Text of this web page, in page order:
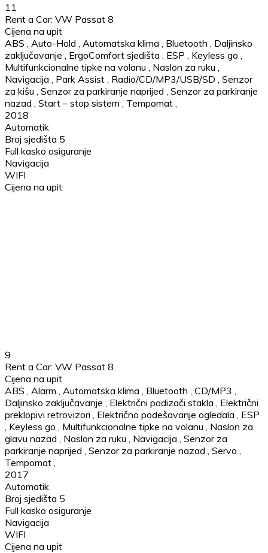
11
Rent a Car: VW Passat 8
Cijena na upit
ABS
Auto-Hold Automatska klima Bluetooth
Daljinsko
zaključavanje
ErgoComfort sjedišta ESP Keyless go
Multifunkcionalne tipke na volanu
Naslon za ruku
Navigacija
Park Assist Radio/CD/MP3/USB/SD Senzor
za kišu Senzor za parkiranje naprijed Senzor za parkiranje
nazad Start – stop sistem Tempomat
2018
Automatik
Broj sjedišta 5
Full kasko osiguranje
Navigacija
WIFI
Cijena na upit
9
Rent a Car: VW Passat 8
Cijena na upit
ABS
Alarm Automatska klima Bluetooth CD/MP3
Daljinsko zaključavanje
Električni podizači stakla
Električni
preklopivi retrovizori
Električno podešavanje ogledala
ESP
Keyless go Multifunkcionalne tipke na volanu
Naslon za
glavu nazad
Naslon za ruku Navigacija Senzor za
parkiranje naprijed Senzor za parkiranje nazad Servo
Tempomat
2017
Automatik
Broj sjedišta 5
Full kasko osiguranje
Navigacija
WIFI
Cijena na upit